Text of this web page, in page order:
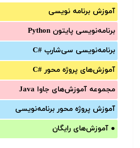
آموزش برنامه نویسی
برنامه‌نویسی پایتون Python
برنامه‌‌نویسی سی‌شارپ C#‎
آموزش‌های پروژه محور #C
مجموعه آموزش‌های جاوا Java
آموزش‌ پروژه محور برنامه‌نویسی
● آموزش‌های رایگان